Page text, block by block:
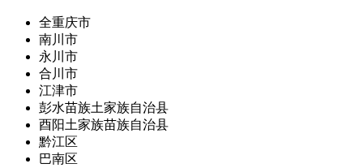
全重庆市
南川市
永川市
合川市
江津市
彭水苗族土家族自治县
酉阳土家族苗族自治县
黔江区
巴南区